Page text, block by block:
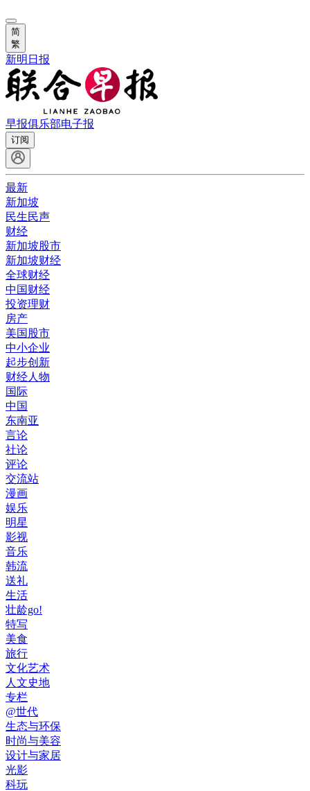
简
繁
新明日报
早报俱乐部电子报
订阅
最新
新加坡
民生民声
财经
新加坡股市
新加坡财经
全球财经
中国财经
投资理财
房产
美国股市
中小企业
起步创新
财经人物
国际
中国
东南亚
言论
社论
评论
交流站
漫画
娱乐
明星
影视
音乐
韩流
送礼
生活
壮龄go!
特写
美食
旅行
文化艺术
人文史地
专栏
@世代
生态与环保
时尚与美容
设计与家居
光影
科玩